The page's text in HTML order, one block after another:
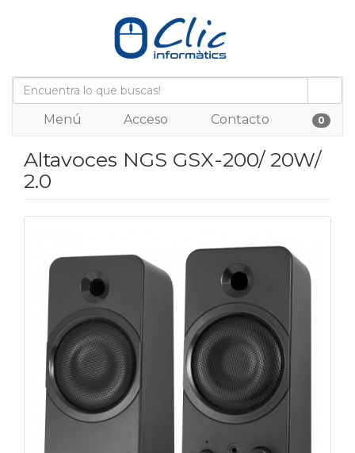
Menú Acceso Contacto 0
Altavoces NGS GSX-200/ 20W/
2.0